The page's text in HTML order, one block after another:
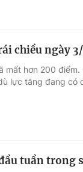
chiều ngày
mất hơn 200
lực tăng đang có
tuần trong